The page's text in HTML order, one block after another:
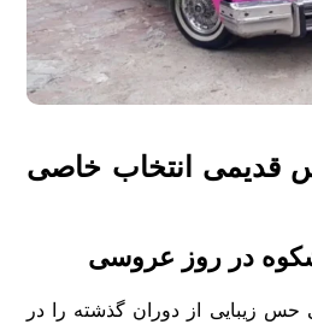
قدیمی انتخاب خاصی
در روز عروسی
زیبایی از دوران گذشته را در